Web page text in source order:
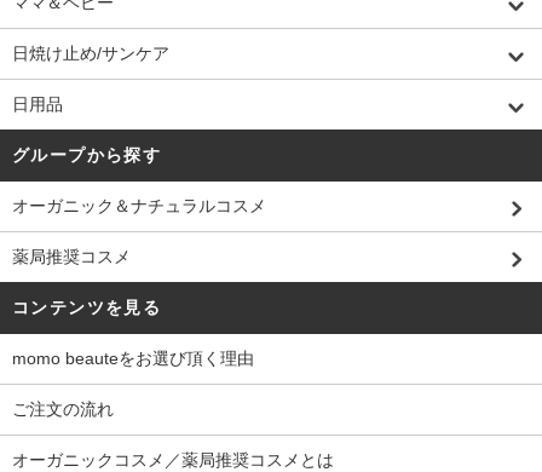
日焼け止め/サンケア
日用品
グループから探す
オーガニック＆ナチュラルコスメ
薬局推奨コスメ
コンテンツを見る
momo beauteをお選び頂く理由
ご注文の流れ
オーガニックコスメ／薬局推奨コスメとは